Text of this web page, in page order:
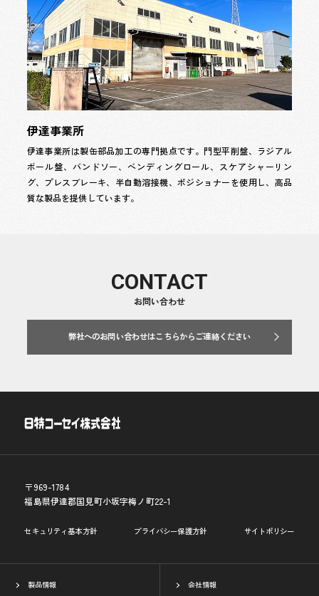
伊達事業所
伊達事業所は製缶部品加工の専門拠点です。門型平削盤、ラジアル
ボール盤、バンドソー、ベンディングロール、スケアシャーリン
グ、プレスブレーキ、半自動溶接機、ポジショナーを使用し、高品
質な製品を提供しています。
お問い合わせ
CONTACT
弊社へのお問い合わせはこちらからご連絡ください
〒969-1784
福島県伊達郡国見町小坂字梅ノ町22-1
セキュリティ基本方針 プライバシー保護方針 サイトポリシー
製品情報 会社情報